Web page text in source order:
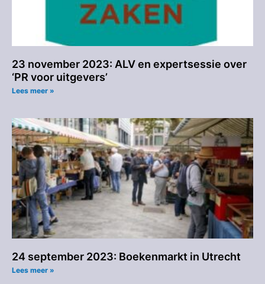
23 november 2023: ALV en expertsessie over
‘PR voor uitgevers’
Lees meer »
24 september 2023: Boekenmarkt in Utrecht
Lees meer »